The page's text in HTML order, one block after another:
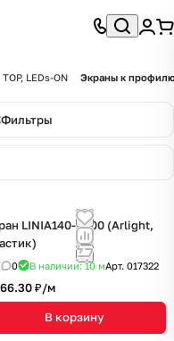
TOP, LEDs-ON Экраны к
Фильтры
LINIA140-2000 (Arlight,
0 В наличии: 10 мАрт. 017322
₽/м
В корзину